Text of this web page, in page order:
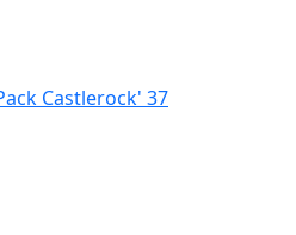
Castlerock' 37